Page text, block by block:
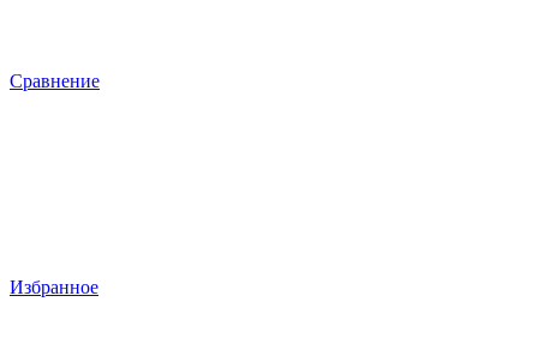
Сравнение
Избранное